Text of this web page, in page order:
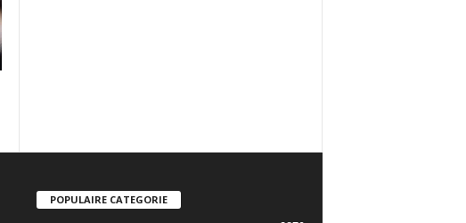
POPULAIRE CATEGORIE